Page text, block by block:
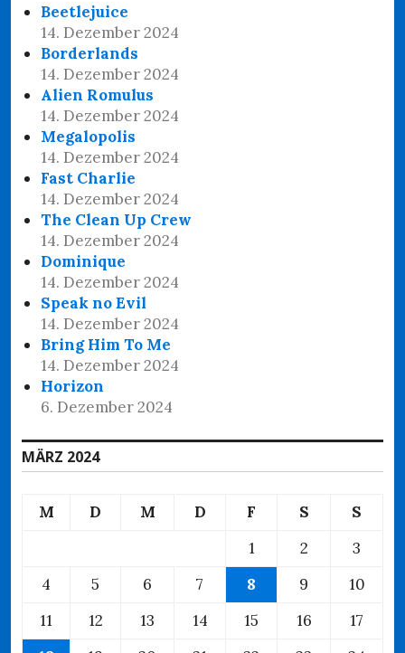
Beetlejuice
14. Dezember 2024
Borderlands
14. Dezember 2024
Alien Romulus
14. Dezember 2024
Megalopolis
14. Dezember 2024
Fast Charlie
14. Dezember 2024
The Clean Up Crew
14. Dezember 2024
Dominique
14. Dezember 2024
Speak no Evil
14. Dezember 2024
Bring Him To Me
14. Dezember 2024
Horizon
6. Dezember 2024
MÄRZ 2024
M D M D F S
S
1
2
3
4
5 6 7 8 9
10
11
12 13 14 15 16
17